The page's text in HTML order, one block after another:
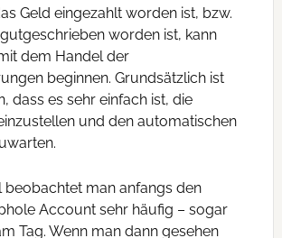
Geld eingezahlt worden ist, bzw.
worden ist, kann
dem Handel der
beginnen. Grundsätzlich ist
dass es sehr einfach ist, die
und den automatischen
beobachtet man anfangs den
Account sehr häufig – sogar
Tag. Wenn man dann gesehen